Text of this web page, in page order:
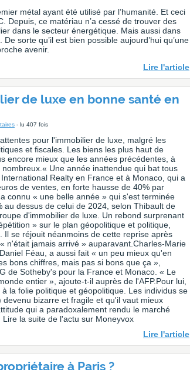
métal ayant été utilisé par l’humanité. Et ceci
Depuis, ce matériau n’a cessé de trouver des
dans le secteur énergétique. Mais aussi dans
De sorte qu’il est bien possible aujourd’hui qu’une
avenir.
Lire l'article
de luxe en bonne santé en
- lu 407 fois
pour l'immobilier de luxe, malgré les
et fiscales. Les biens les plus haut de
encore mieux que les années précédentes, à
Une année inattendue qui bat tous
Realty en France et à Monaco, qui a
de ventes, en forte hausse de 40% par
connu « une belle année » qui s'est terminée
au dessus de celui de 2024, selon Thibault de
d'immobilier de luxe. Un rebond surprenant
» sur le plan géopolitique et politique,
Il se réjouit néanmoins de cette reprise après
n'était jamais arrivé » auparavant.Charles-Marie
Féau, a aussi fait « un peu mieux qu'en
bons chiffres, mais pas si bons que ça »,
de Sotheby's pour la France et Monaco. « Le
entier », ajoute-t-il auprès de l'AFP.Pour lui,
la folie politique et géopolitique. Les individus se
bizarre et fragile et qu'il vaut mieux
qui a paradoxalement rendu le marché
la suite de l'actu sur Moneyvox
Lire l'article
à Paris ?